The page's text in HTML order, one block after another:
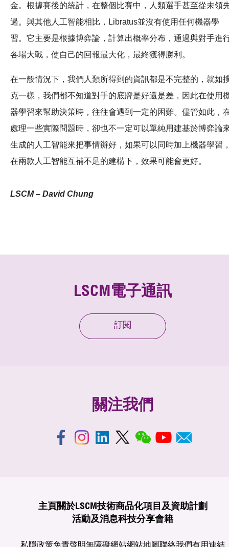
金。根據賽後的統計，在整個比賽中，人類選手甚至從未領
過。與其他人工智能相比，Libratus並沒有使用任何機器學
習。它主要是根據博弈論，計算出概率分布，通過與對手進
各場大戰，使自己的回報最大化，最終獲得勝利。
在一般情況下，我們人類所得到的資訊都是不完整的，就如
克一樣，我們都不知道對手的底牌是好還是差，因此在使用
器學習來幫助決策時，往往會遇到一定的困難。儘管如此，
處理一些實際問題時，卻也不一定可以單純用建基於博弈論
生成的人工智能來把事情辦好，如果可以同時加上機器學習
在兩款人工智能互補不足的建構下，效果可能會更好。
LSCM – David Chung
LSCM電子通訊
訂閱
關注我們
主頁 關於LSCM技術商品化項目及資助計劃
活動及消息科技分享會籍